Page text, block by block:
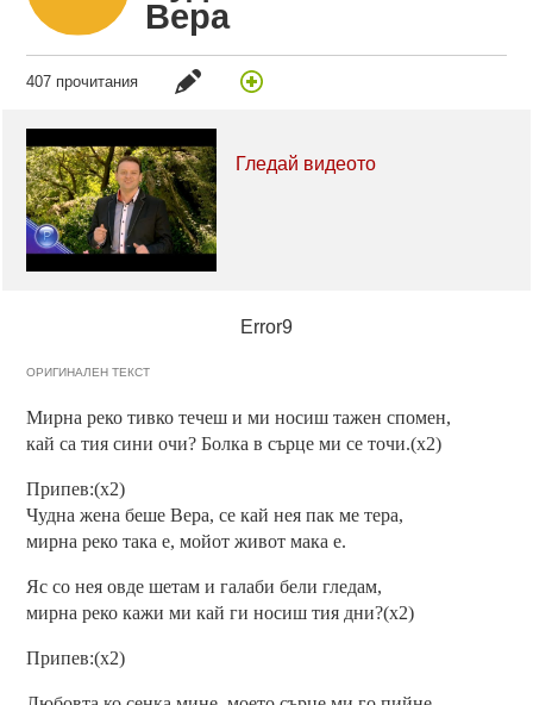
Вера
407 прочитания
Гледай видеото
Error9
ОРИГИНАЛЕН ТЕКСТ
Мирна реко тивко течеш и ми носиш тажен спомен,
кай са тия сини очи? Болка в сърце ми се точи.(х2)
Припев:(х2)
Чудна жена беше Вера, се кай нея пак ме тера,
мирна реко така е, мойот живот мака е.
Яс со нея овде шетам и галаби бели гледам,
мирна реко кажи ми кай ги носиш тия дни?(х2)
Припев:(х2)